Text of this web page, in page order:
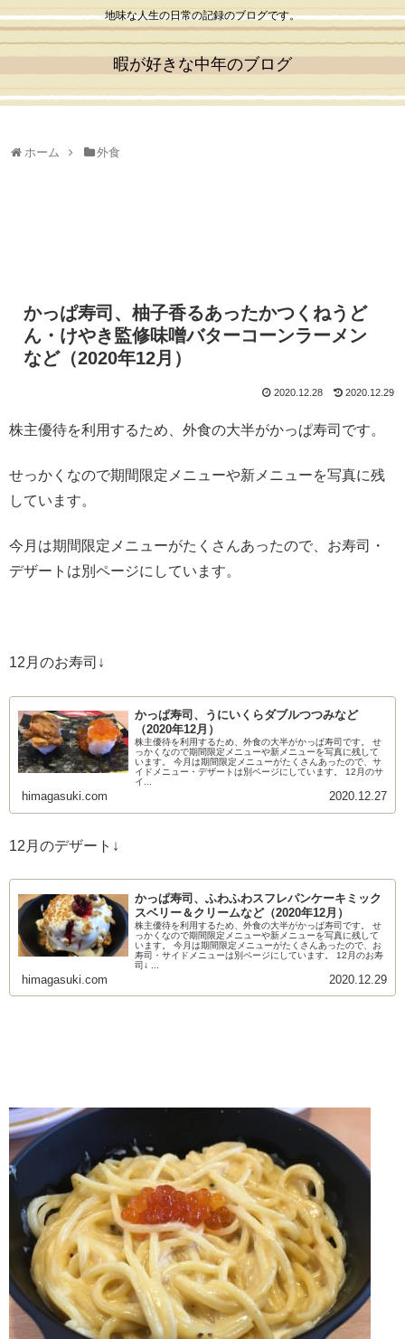
地味な人生の日常の記録のブログです。
暇が好きな中年のブログ
ホーム 外食
かっぱ寿司、柚子香るあったかつくねうど
ん・けやき監修味噌バターコーンラーメン
など（2020年12月）
2020.12.28 2020.12.29
株主優待を利用するため、外食の大半がかっぱ寿司です。
せっかくなので期間限定メニューや新メニューを写真に残
しています。
今月は期間限定メニューがたくさんあったので、お寿司・
デザートは別ページにしています。
12月のお寿司↓
かっぱ寿司、うにいくらダブルつつみなど
（2020年12月）
株主優待を利用するため、外食の大半がかっぱ寿司です。 せ
っかくなので期間限定メニューや新メニューを写真に残して
います。 今月は期間限定メニューがたくさんあったので、サ
イドメニュー・デザートは別ページにしています。 12月のサ
イ...
himagasuki.com 2020.12.27
12月のデザート↓
かっぱ寿司、ふわふわスフレパンケーキミック
スベリー＆クリームなど（2020年12月）
株主優待を利用するため、外食の大半がかっぱ寿司です。 せ
っかくなので期間限定メニューや新メニューを写真に残して
います。 今月は期間限定メニューがたくさんあったので、お
寿司・サイドメニューは別ページにしています。 12月のお寿
司↓ ...
himagasuki.com 2020.12.29